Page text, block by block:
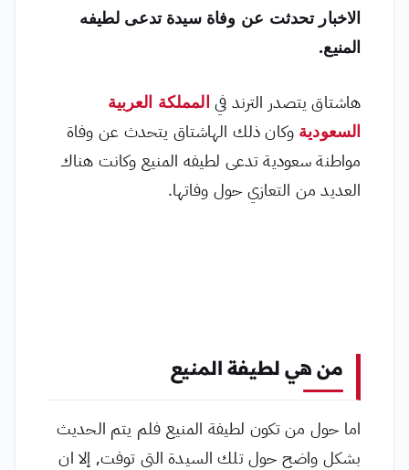
الاخبار تحدثت عن وفاة سيدة تدعى لطيفه
المنيع.
هاشتاق يتصدر الترند في المملكة العربية
السعودية وكان ذلك الهاشتاق يتحدث عن وفاة
مواطنة سعودية تدعى لطيفه المنيع وكانت هناك
العديد من التعازي حول وفاتها.
من هي لطيفة المنيع
اما حول من تكون لطيفة المنيع فلم يتم الحديث
بشكل واضح حول تلك السيدة التي توفت, إلا ان